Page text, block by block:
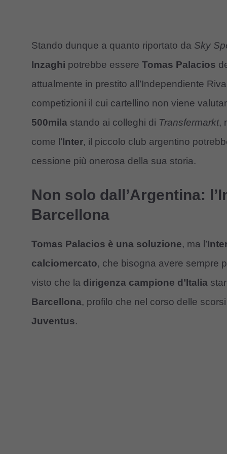
Stando dunque a quanto riportato da Sky
Inzaghi potrebbe essere Tomas Palacios
attualmente in prestito all’Independiente
competizioni il cui cartellino non viene
500mila stando ai colleghi di Transfermarkt,
come l’Inter, il piccolo club argentino
cessione più onerosa della sua storia.
Non solo dall’Argentina:
Barcellona
Tomas Palacios è una soluzione, ma l’
calciomercato, che bisogna avere sempre
visto che la dirigenza campione d’Italia
Barcellona, profilo che nel corso delle
Juventus.